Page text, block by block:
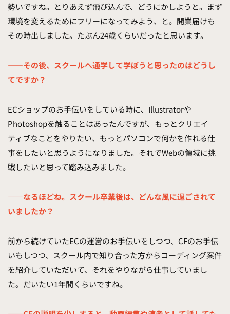
勢いですね。とりあえず飛び込んで、どうにかしようと。まず
環境を変えるためにフリーになってみよう、と。開業届けも
その時出しました。たぶん24歳くらいだったと思います。
——その後、スクールへ通学して学ぼうと思ったのはどうし
てですか？
ECショップのお手伝いをしている時に、Illustratorや
Photoshopを触ることはあったんですが、もっとクリエイ
ティブなことをやりたい、もっとパソコンで何かを作れる仕
事をしたいと思うようになりました。それでWebの領域に挑
戦したいと思って踏み込みました。
——なるほどね。スクール卒業後は、どんな風に過ごされて
いましたか？
前から続けていたECの運営のお手伝いをしつつ、CFのお手伝
いもしつつ、スクール内で知り合った方からコーディング案件
を紹介していただいて、それをやりながら仕事していまし
た。だいたい1年間くらいですね。